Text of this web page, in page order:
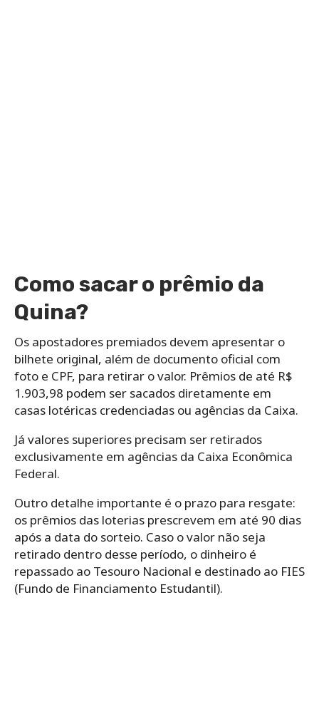
Como sacar o prêmio da
Quina?
Os apostadores premiados devem apresentar o
bilhete original, além de documento oficial com
foto e CPF, para retirar o valor. Prêmios de até R$
1.903,98 podem ser sacados diretamente em
casas lotéricas credenciadas ou agências da Caixa.
Já valores superiores precisam ser retirados
exclusivamente em agências da Caixa Econômica
Federal.
Outro detalhe importante é o prazo para resgate:
os prêmios das loterias prescrevem em até 90 dias
após a data do sorteio. Caso o valor não seja
retirado dentro desse período, o dinheiro é
repassado ao Tesouro Nacional e destinado ao FIES
(Fundo de Financiamento Estudantil).